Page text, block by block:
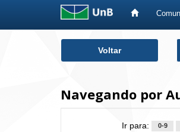
Voltar
Navegando por
Ir para: 0-9